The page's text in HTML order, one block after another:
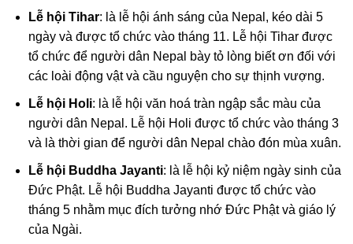
Lễ hội Tihar: là lễ hội ánh sáng của Nepal, kéo dài 5
ngày và được tổ chức vào tháng 11. Lễ hội Tihar được
tổ chức để người dân Nepal bày tỏ lòng biết ơn đối với
các loài động vật và cầu nguyện cho sự thịnh vượng.
Lễ hội Holi: là lễ hội văn hoá tràn ngập sắc màu của
người dân Nepal. Lễ hội Holi được tổ chức vào tháng 3
và là thời gian để người dân Nepal chào đón mùa xuân.
Lễ hội Buddha Jayanti: là lễ hội kỷ niệm ngày sinh của
Đức Phật. Lễ hội Buddha Jayanti được tổ chức vào
tháng 5 nhằm mục đích tưởng nhớ Đức Phật và giáo lý
của Ngài.